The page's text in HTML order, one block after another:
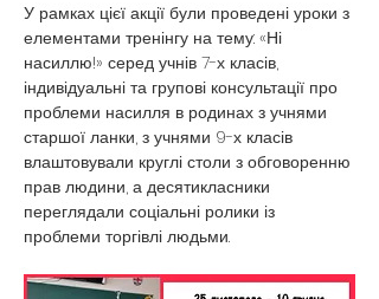
У рамках цієї акції були проведені уроки з
елементами тренінгу на тему: «Ні
насиллю!» серед учнів 7-х класів,
індивідуальні та групові консультації про
проблеми насилля в родинах з учнями
старшої ланки, з учнями 9-х класів
влаштовували круглі столи з обговоренню
прав людини, а десятикласники
переглядали соціальні ролики із
проблеми торгівлі людьми.